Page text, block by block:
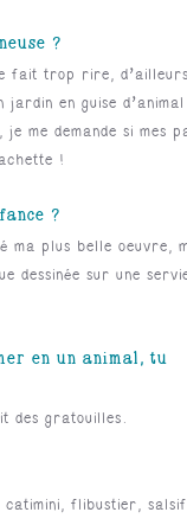
?
fait trop rire,
en guise d’animal
me demande si mes
!
?
ma plus belle oeuvre,
dessinée sur une
en un animal, tu
des gratouilles.
catimini, flibustier,